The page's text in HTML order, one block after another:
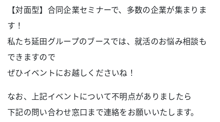
【対面型】合同企業セミナーで、多数の企業が集まりま
す！
私たち延田グループのブースでは、就活のお悩み相談も
できますので
ぜひイベントにお越しくださいね！
なお、上記イベントについて不明点がありましたら
下記の問い合わせ窓口まで連絡をお願いいたします。
エントリー
新卒採用のエントリーはマイナビにてお願いいたしま
す。
中途採用とパート・アルバイトに関しては別サイトにて
職種ごとに募集要項をご案内しております。
この国にもっと
エンターテイメントの
チカラを。
新卒採用
遊技場事業